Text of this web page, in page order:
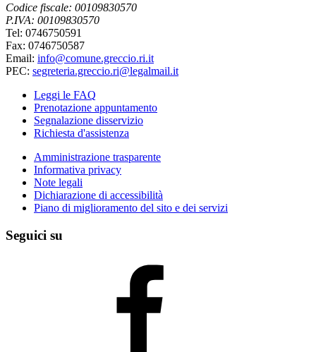
Codice fiscale: 00109830570
P.IVA: 00109830570
Tel: 0746750591
Fax: 0746750587
Email: info@comune.greccio.ri.it
PEC: segreteria.greccio.ri@legalmail.it
Leggi le FAQ
Prenotazione appuntamento
Segnalazione disservizio
Richiesta d'assistenza
Amministrazione trasparente
Informativa privacy
Note legali
Dichiarazione di accessibilità
Piano di miglioramento del sito e dei servizi
Seguici su